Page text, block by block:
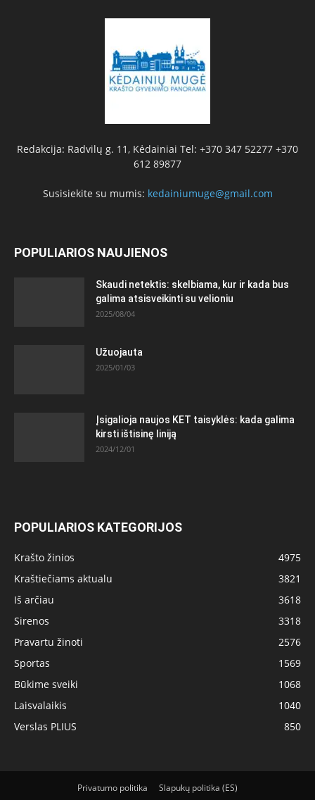
Redakcija: Radvilų g. 11, Kėdainiai Tel: +370 347 52277 +370
612 89877
Susisiekite su mumis: kedainiumuge@gmail.com
POPULIARIOS NAUJIENOS
Skaudi netektis: skelbiama, kur ir kada bus
galima atsisveikinti su velioniu
2025/08/04
Užuojauta
2025/01/03
Įsigalioja naujos KET taisyklės: kada galima
kirsti ištisinę liniją
2024/12/01
POPULIARIOS KATEGORIJOS
Krašto žinios
4975
Kraštiečiams aktualu
3821
Iš arčiau
3618
Sirenos
3318
Pravartu žinoti
2576
Sportas
1569
Būkime sveiki
1068
Laisvalaikis
1040
Verslas PLIUS
850
Privatumo politika Slapukų politika (ES)